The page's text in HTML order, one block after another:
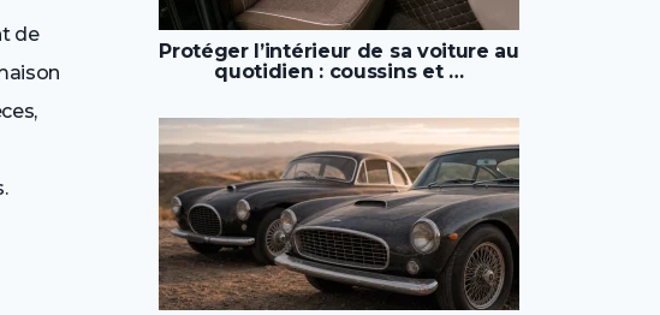
de
Protéger l’intérieur de sa voiture au
quotidien : coussins et …